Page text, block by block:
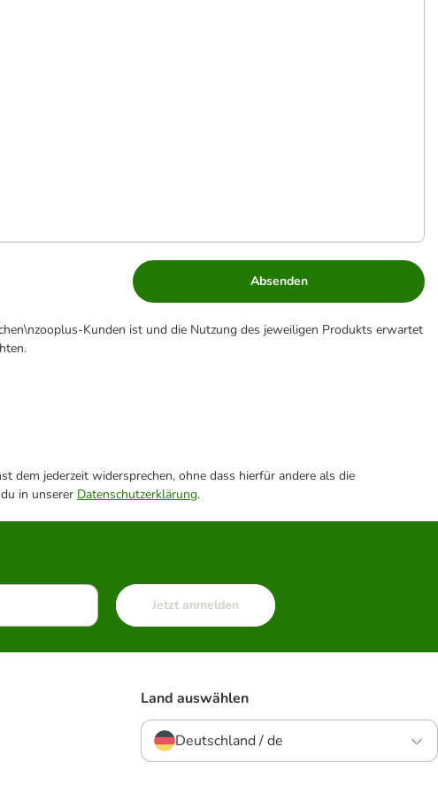
Absenden
Kunden ist und die Nutzung des jeweiligen Produkts erwartet
dem jederzeit widersprechen, ohne dass hierfür andere als die
in unserer Datenschutzerklärung.
Jetzt anmelden
Land auswählen
Deutschland / de